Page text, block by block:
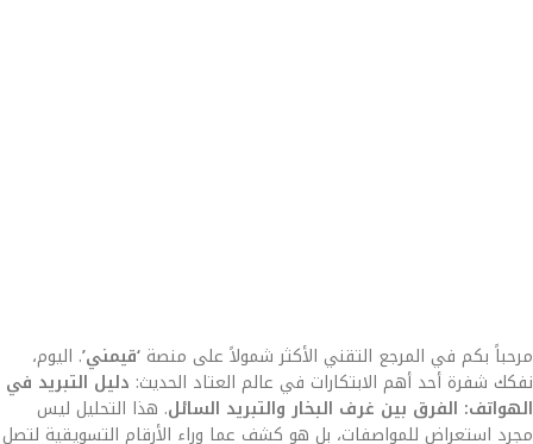
مرحباً بكم في المرجع التقني الأكثر شمولاً على منصة ‘قيمني’. اليوم،
نفكك شفرة أحد أهم الابتكارات في عالم العتاد الحديث: دليل التبريد في
الهواتف: الفرق بين غرف البخار والتبريد السائل. هذا التحليل ليس
مجرد استعراض للمواصفات، بل هو كشف عما وراء الأرقام التسويقية لتصل